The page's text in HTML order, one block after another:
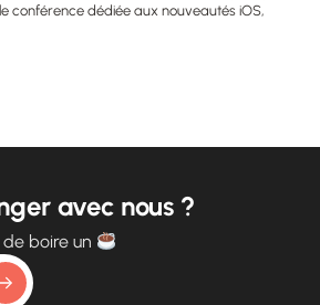
conférence dédiée aux nouveautés iOS,
avec nous ?
boire un